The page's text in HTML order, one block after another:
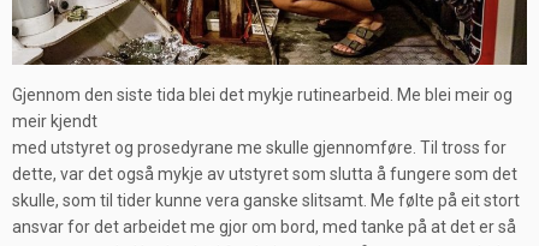
Gjennom den siste tida blei det mykje rutinearbeid. Me blei meir og
meir kjendt
med utstyret og prosedyrane me skulle gjennomføre. Til tross for
dette, var det også mykje av utstyret som slutta å fungere som det
skulle, som til tider kunne vera ganske slitsamt. Me følte på eit stort
ansvar for det arbeidet me gjor om bord, med tanke på at det er så